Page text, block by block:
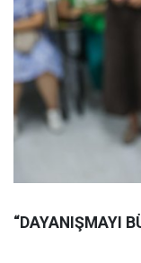
“DAYANIŞMAYI